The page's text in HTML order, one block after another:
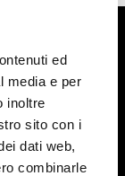
ed
media e per
inoltre
sito con i
dati web,
combinarle